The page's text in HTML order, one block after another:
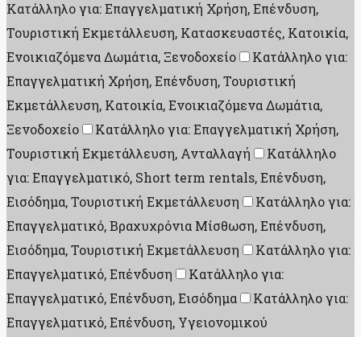
Κατάλληλο για: Επαγγελματική Χρήση, Επένδυση,
Τουριστική Εκμετάλλευση, Κατασκευαστές, Κατοικία,
Ενοικιαζόμενα Δωμάτια, Ξενοδοχείο
Κατάλληλο για:
Επαγγελματική Χρήση, Επένδυση, Τουριστική
Εκμετάλλευση, Κατοικία, Ενοικιαζόμενα Δωμάτια,
Ξενοδοχείο
Κατάλληλο για: Επαγγελματική Χρήση,
Τουριστική Εκμετάλλευση, Ανταλλαγή
Κατάλληλο
για: Επαγγελματικό, Short term rentals, Επένδυση,
Εισόδημα, Τουριστική Εκμετάλλευση
Κατάλληλο για:
Επαγγελματικό, Βραχυχρόνια Μίσθωση, Επένδυση,
Εισόδημα, Τουριστική Εκμετάλλευση
Κατάλληλο για:
Επαγγελματικό, Επένδυση
Κατάλληλο για:
Επαγγελματικό, Επένδυση, Εισόδημα
Κατάλληλο για:
Επαγγελματικό, Επένδυση, Υγειονομικού